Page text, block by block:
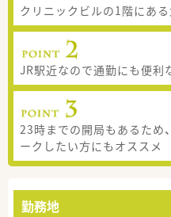
クリニックビルの1階にあ
JR駅近なので通勤にも便利
23時までの開局もあるため
ークしたい方にもオススメ
勤務地